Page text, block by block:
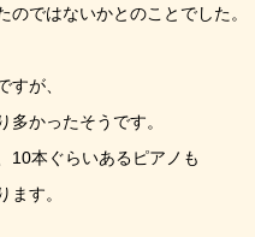
のではないかとのことでした。
すが、
多かったそうです。
10本ぐらいあるピアノも
ます。